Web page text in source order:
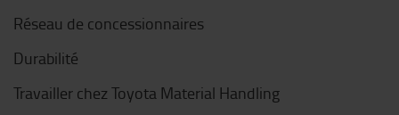
Réseau de concessionnaires
Durabilité
Travailler chez Toyota Material Handling